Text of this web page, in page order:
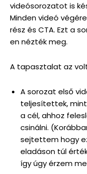
videósorozatot is
Minden videó
rész és CTA. Ezt a
en nézték meg.
A tapasztalat az
A sorozat első
teljesítettek, mint
a cél, ahhoz
csinálni.
sejtettem hogy
eladáson túl
így úgy érzem